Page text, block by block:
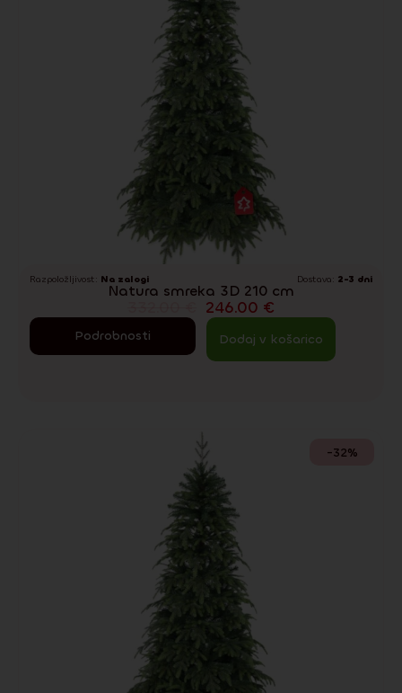
Razpoložljivost: Na zalogi Dostava: 2-3 dni
Natura smreka 3D 210 cm
246.00 €
Podrobnosti Dodaj v košarico
-32%